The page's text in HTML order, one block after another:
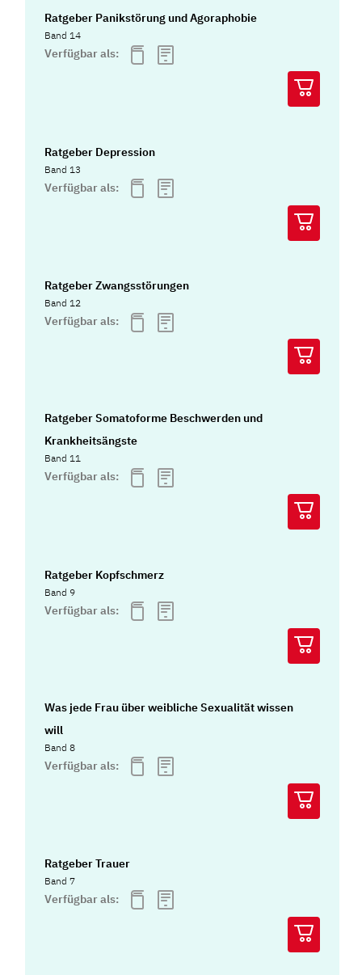
Ratgeber Panikstörung und Agoraphobie
Band 14
Verfügbar als:
Ratgeber Depression
Band 13
Verfügbar als:
Ratgeber Zwangsstörungen
Band 12
Verfügbar als:
Ratgeber Somatoforme Beschwerden und
Krankheitsängste
Band 11
Verfügbar als:
Ratgeber Kopfschmerz
Band 9
Verfügbar als:
Was jede Frau über weibliche Sexualität wissen
will
Band 8
Verfügbar als:
Ratgeber Trauer
Band 7
Verfügbar als: